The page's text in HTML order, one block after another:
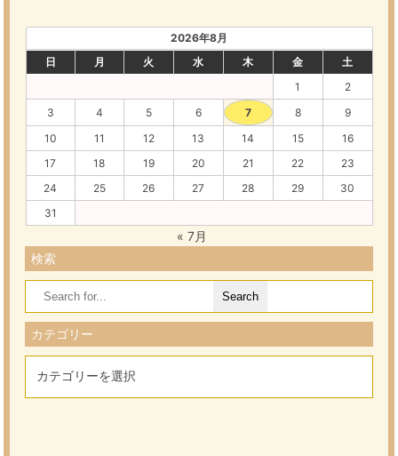
2026年8月
日
月 火 水 木 金
土
1
2
3
4 5 6 7 8
9
10
11 12 13 14 15
16
17
18 19 20 21 22
23
24
25 26 27 28 29
30
31
« 7月
検索
Search
for:
カテゴリー